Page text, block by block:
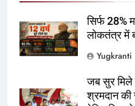
सिर्फ 28%
लोकतंत्र में
Yugkranti
जब सुर मिले
श्रमदान